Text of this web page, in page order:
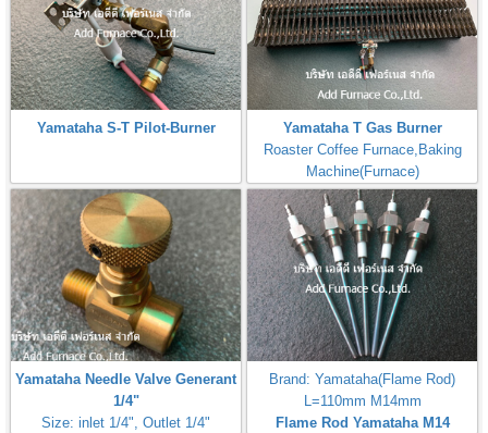
Yamataha S-T Pilot-Burner
Yamataha T Gas Burner
Roaster Coffee Furnace,Baking
Machine(Furnace)
Yamataha Needle Valve Generant
1/4"
Size: inlet 1/4", Outlet 1/4"
Brand: Yamataha(Flame Rod)
L=110mm M14mm
Flame Rod Yamataha M14